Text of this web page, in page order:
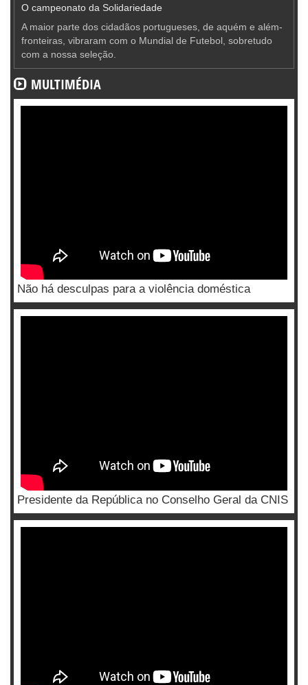
O campeonato da Solidariedade
A maior parte dos cidadãos portugueses, de aquém e além-
fronteiras, vibraram com o Mundial de Futebol, sobretudo
com a nossa seleção.
MULTIMÉDIA
Não há desculpas para a violência doméstica
Presidente da República no Conselho Geral da CNIS